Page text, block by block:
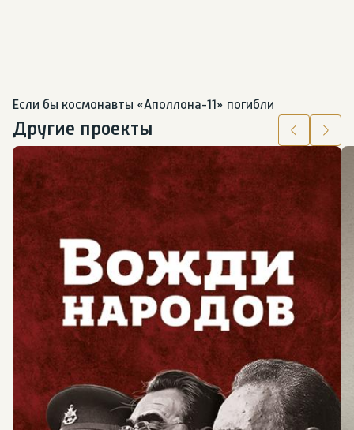
Если бы космонавты «Аполлона-11» погибли
Другие проекты